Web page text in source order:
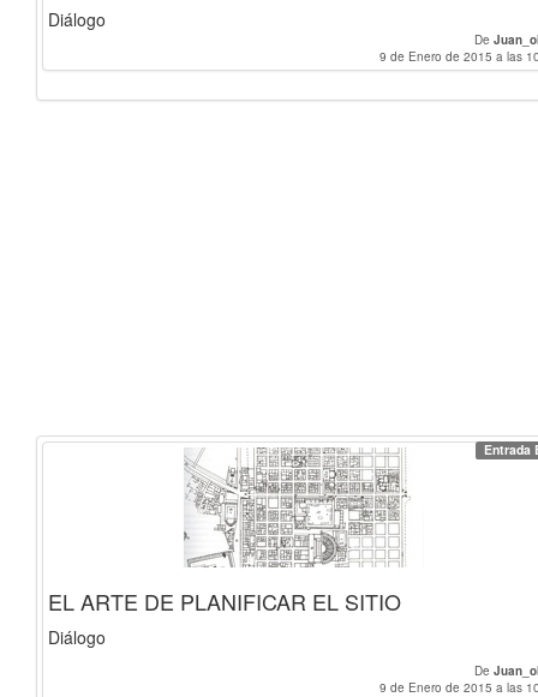
Diálogo
De
9 de Enero de 2015 a las
Entrada
EL ARTE DE PLANIFICAR EL SITIO
Diálogo
De
9 de Enero de 2015 a las